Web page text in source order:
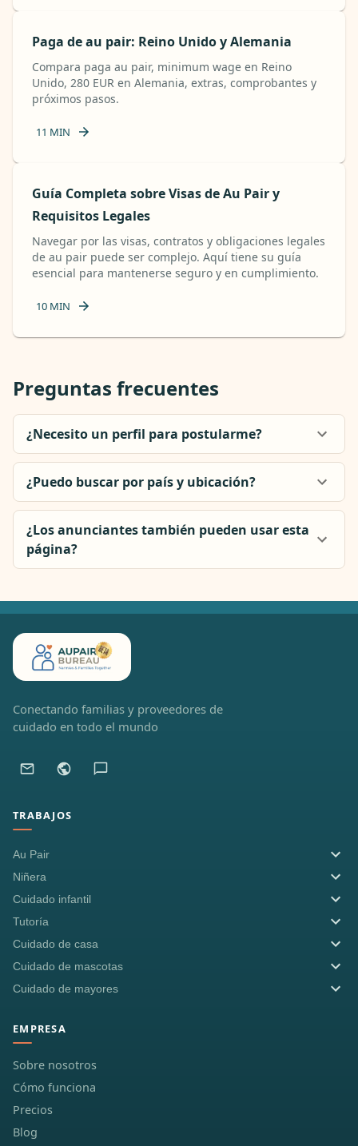
Paga de au pair: Reino Unido y Alemania
Compara paga au pair, minimum wage en Reino
Unido, 280 EUR en Alemania, extras, comprobantes y
próximos pasos.
11 MIN
Guía Completa sobre Visas de Au Pair y
Requisitos Legales
Navegar por las visas, contratos y obligaciones legales
de au pair puede ser complejo. Aquí tiene su guía
esencial para mantenerse seguro y en cumplimiento.
10 MIN
Preguntas frecuentes
¿Necesito un perfil para postularme?
¿Puedo buscar por país y ubicación?
¿Los anunciantes también pueden usar esta
página?
Conectando familias y proveedores de
cuidado en todo el mundo
TRABAJOS
Au Pair
Niñera
Cuidado infantil
Tutoría
Cuidado de casa
Cuidado de mascotas
Cuidado de mayores
EMPRESA
Sobre nosotros
Cómo funciona
Precios
Blog